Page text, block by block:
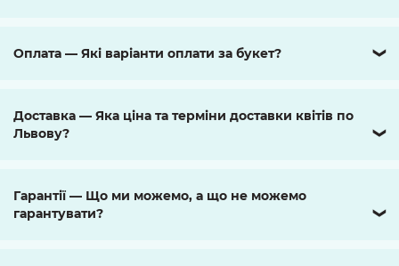
Оплата — Які варіанти оплати за букет? ❯
Доставка — Яка ціна та терміни доставки квітів по
Львову?
❯
Гарантії — Що ми можемо, а що не можемо
гарантувати?
❯